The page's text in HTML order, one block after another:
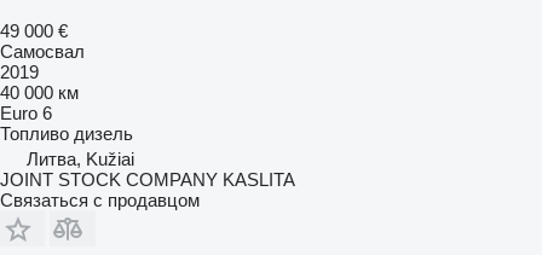
49 000 €
Самосвал
2019
40 000 км
Euro 6
Топливо дизель
Литва, Kužiai
JOINT STOCK COMPANY KASLITA
Связаться с продавцом